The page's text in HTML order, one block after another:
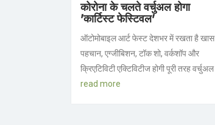
कोरोना के चलते वर्चुअल होगा
'कार्टिस्ट फेस्टिवल'
ऑटोमोबाइल आर्ट फेस्ट देशभर में रखता है खास
पहचान, एग्जीबिशन, टॉक शो, वर्कशॉप और
क्रिएटिविटी एक्टिविटीज होगी पूरी तरह वर्चुअल
read more